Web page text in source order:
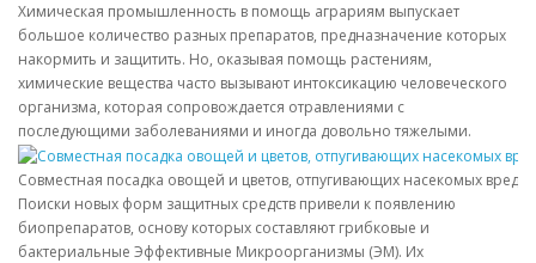
Химическая промышленность в помощь аграриям выпускает
большое количество разных препаратов, предназначение которых
накормить и защитить. Но, оказывая помощь растениям,
химические вещества часто вызывают интоксикацию человеческого
организма, которая сопровождается отравлениями с
последующими заболеваниями и иногда довольно тяжелыми.
Совместная посадка овощей и цветов, отпугивающих насекомых
Поиски новых форм защитных средств привели к появлению
биопрепаратов, основу которых составляют грибковые и
бактериальные Эффективные Микроорганизмы (ЭМ). Их